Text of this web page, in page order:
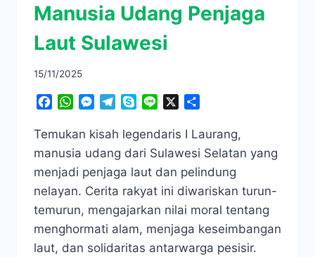
Manusia Udang Penjaga
Laut Sulawesi
15/11/2025
Facebook
WhatsApp
Messenger
TelegramSkypeLine
Temukan kisah legendaris I Laurang,
manusia udang dari Sulawesi Selatan yang
menjadi penjaga laut dan pelindung
nelayan. Cerita rakyat ini diwariskan turun-
temurun, mengajarkan nilai moral tentang
menghormati alam, menjaga keseimbangan
laut, dan solidaritas antarwarga pesisir.